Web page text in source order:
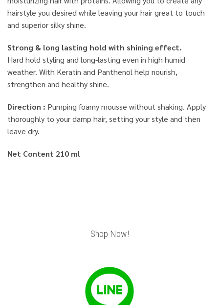
hairstyle you desired while leaving your hair great to touch
and superior silky shine.
Strong & long lasting hold with shining effect.
Hard hold styling and long-lasting even in high humid
weather. With Keratin and Panthenol help nourish,
strengthen and healthy shine.
Direction : Pumping foamy mousse without shaking. Apply
thoroughly to your damp hair, setting your style and then
leave dry.
Net Content 210 ml
Shop Now!